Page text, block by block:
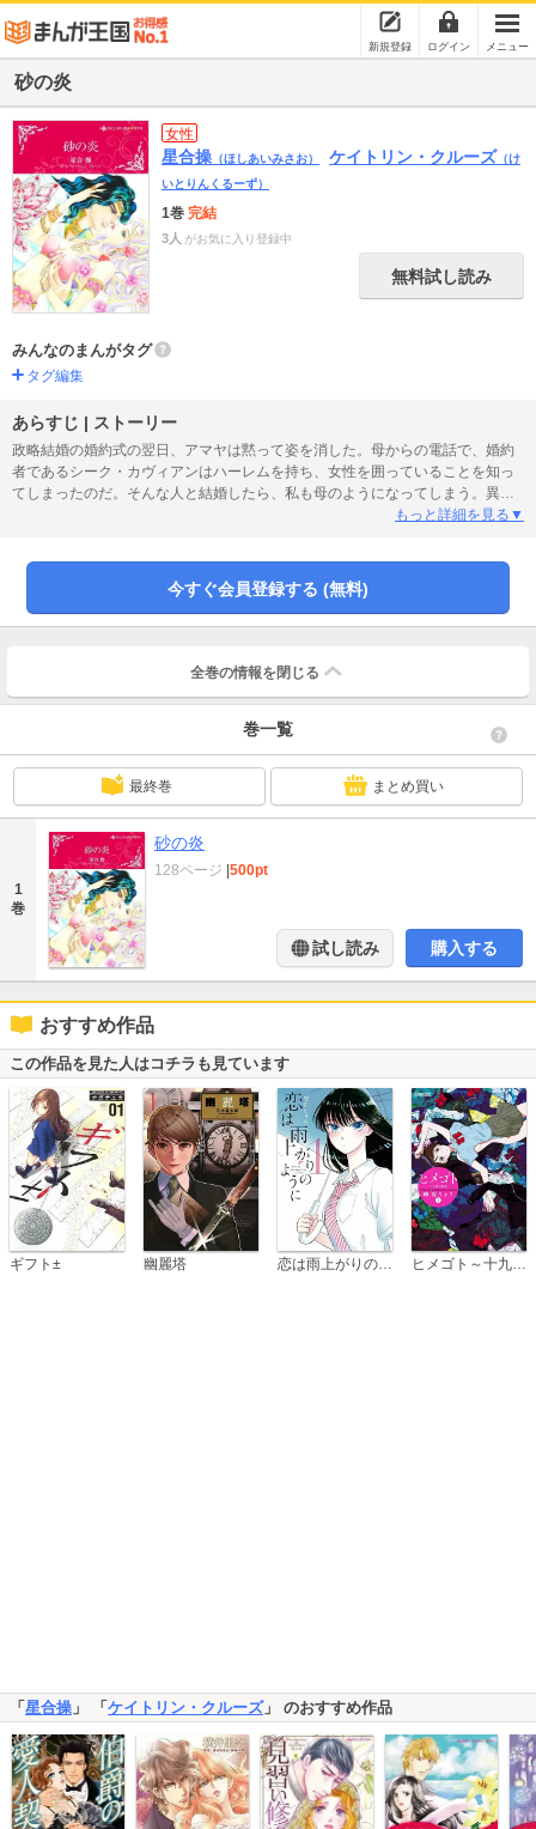
新規登録 ログイン メニュー
砂の炎
女性
星合操 （ほしあいみさお） ケイトリン・クルーズ （け
いとりんくるーず）
1巻 完結
3人 がお気に入り登録中
無料試し読み
みんなのまんがタグ
タグ編集
あらすじ | ストーリー
政略結婚の婚約式の翌日、アマヤは黙って姿を消した。母からの電話で、婚約
者であるシーク・カヴィアンはハーレムを持ち、女性を囲っていることを知っ
てしまったのだ。そんな人と結婚したら、私も母のようになってしまう。異国
の愛の形を受け入れられず、豪奢な生活を捨て、ひとりで私を育てた母のよう
カヴィアンにこう言いはなたれた。「ハーレムに行こう。きみが一番関心のあ
もっと詳細を見る▼
今すぐ会員登録する (無料)
全巻の情報を 閉じる
巻一覧
最終巻 まとめ買い
1
巻
砂の炎
128ページ 500pt
試し読み 購入する
おすすめ作品
この作品を見た人はコチラも見ています
ギフト± 幽麗塔 恋は雨上がりのように ヒメゴト～十九歳の制服～
「 星合操 」 「 ケイトリン・クルーズ」 のおすすめ作品